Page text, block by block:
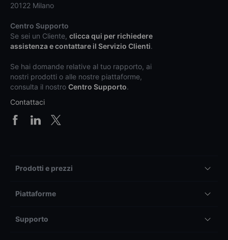
20122 Milano
Centro Supporto
Se sei un Cliente, clicca qui per richiedere
assistenza e contattare il Servizio Clienti.
Se hai domande relative al tuo rapporto, ai
nostri prodotti o alle nostre piattaforme,
consulta il nostro Centro Supporto.
Contattaci
Prodotti e prezzi
Piattaforme
Supporto